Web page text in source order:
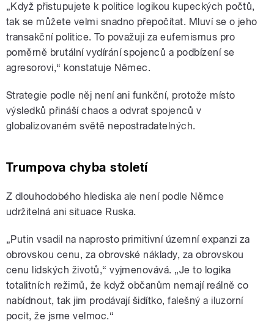
„Když přistupujete k politice logikou kupeckých počtů,
tak se můžete velmi snadno přepočítat. Mluví se o jeho
transakční politice. To považuji za eufemismus pro
poměrně brutální vydírání spojenců a podbízení se
agresorovi,“ konstatuje Němec.
Strategie podle něj není ani funkční, protože místo
výsledků přináší chaos a odvrat spojenců v
globalizovaném světě nepostradatelných.
Trumpova chyba století
Z dlouhodobého hlediska ale není podle Němce
udržitelná ani situace Ruska.
„Putin vsadil na naprosto primitivní územní expanzi za
obrovskou cenu, za obrovské náklady, za obrovskou
cenu lidských životů,“ vyjmenovává. „Je to logika
totalitních režimů, že když občanům nemají reálně co
nabídnout, tak jim prodávají šidítko, falešný a iluzorní
pocit, že jsme velmoc.“